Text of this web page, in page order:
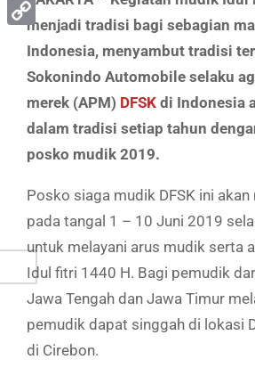
menjadi tradisi bagi sebagian
Indonesia, menyambut tradisi
Sokonindo Automobile selaku
merek (APM) DFSK di Indonesia
dalam tradisi setiap tahun
posko mudik 2019.
Posko siaga mudik DFSK ini
pada tangal 1 – 10 Juni 2019
untuk melayani arus mudik serta
Idul fitri 1440 H. Bagi pemudik
Jawa Tengah dan Jawa Timur
pemudik dapat singgah di lokasi
di Cirebon.
WhatsApp
Link